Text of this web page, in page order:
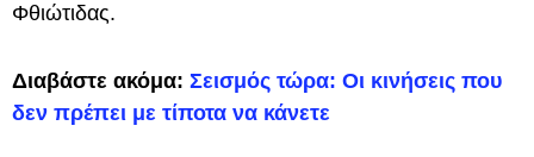
Φθιώτιδας.
Διαβάστε ακόμα: Σεισμός τώρα: Oι κινήσεις που
δεν πρέπει με τίποτα να κάνετε